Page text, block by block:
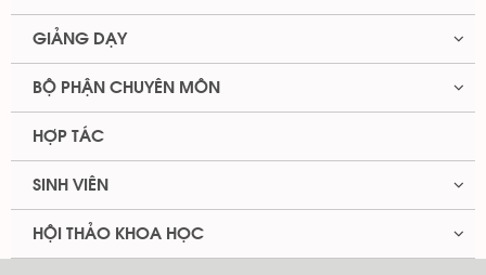
GIẢNG DẠY
BỘ PHẬN CHUYÊN MÔN
HỢP TÁC
SINH VIÊN
HỘI THẢO KHOA HỌC